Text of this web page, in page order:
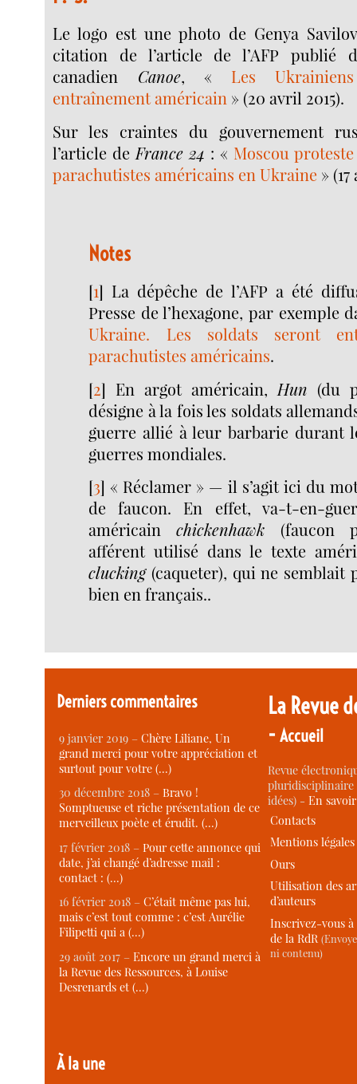
Le logo est une photo de Genya
citation de l’article de l’AFP publié
canadien Canoe, « Les
entraînement américain » (20 avril 2015).
Sur les craintes du gouvernement
l’article de France 24 : « Moscou
parachutistes américains en Ukraine »
Notes
[1] La dépêche de l’AFP a été
Presse de l’hexagone, par exemple
Ukraine. Les soldats seront
parachutistes américains.
[2] En argot américain, Hun (du
désigne à la fois les soldats
guerre allié à leur barbarie durant
guerres mondiales.
[3]« Réclamer » — il s’agit ici du
de faucon. En effet, va-t-en-
américainchickenhawk (faucon
afférent utilisé dans le texte
clucking(caqueter), qui ne semblait
bien en français..
Derniers commentaires
9 janvier 2019 –Chère Liliane, Un
grand merci pour votre appréciation et
surtout pour votre (…)
30 décembre 2018 –Bravo !
Somptueuse et riche présentation de ce
merveilleux poète et érudit. (…)
17 février 2018 –Pour cette annonce qui
date, j’ai changé d’adresse mail :
contact : (…)
16 février 2018 –C’était même pas lui,
mais c’est tout comme : c’est Aurélie
Filipetti qui a (…)
29 août 2017 –Encore un grand merci à
la Revue des Ressources, à Louise
Desrenards et (…)
À la une
La Revue
-Accueil
Revue
idées) -En
Contacts
Mentions légales
Ours
Utilisation des
d’auteurs
Inscrivez-vous
de la RdR
ni contenu)